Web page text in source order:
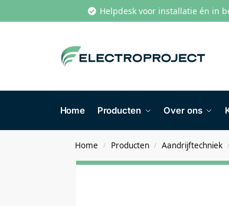
Helpdesk voor installatie én in
Home Producten Over ons
Home / Producten / Aandrijftechniek /